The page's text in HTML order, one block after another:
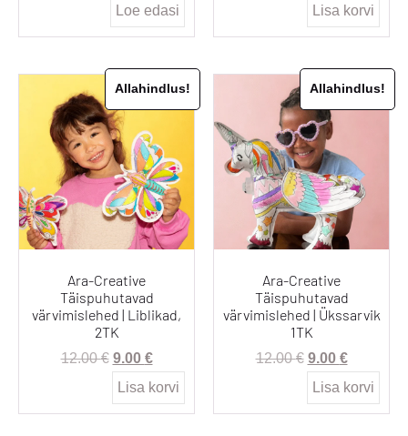
Loe edasi
Lisa korvi
Allahindlus!
Ara-Creative
Täispuhutavad
värvimislehed | Liblikad,
2TK
12.00€ 9.00 €
Lisa korvi
Allahindlus!
Ara-Creative
Täispuhutavad
värvimislehed | Ükssarvik
1TK
12.00€ 9.00 €
Lisa korvi